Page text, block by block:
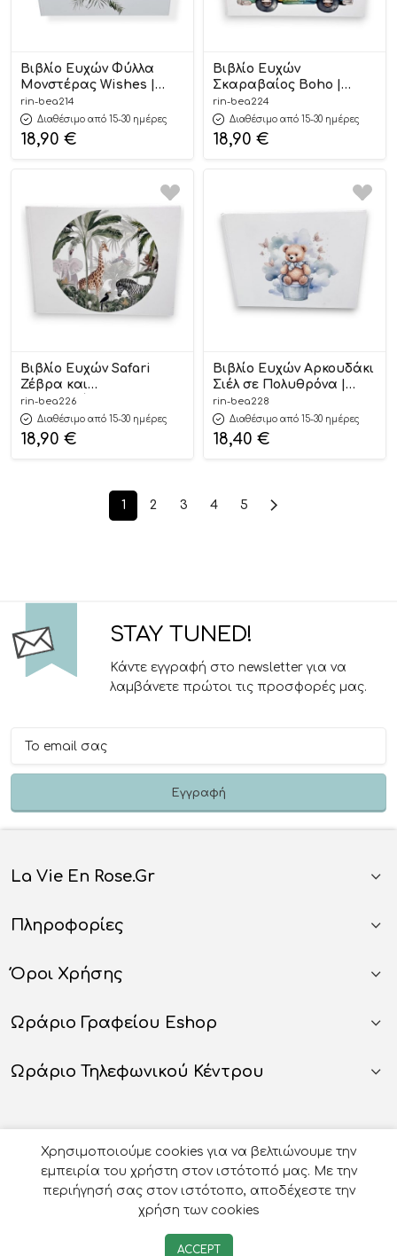
Βιβλίο Ευχών Φύλλα
Μονστέρας Wishes |
ΒΕΑ214
rin-bea214
Διαθέσιμο από 15-30 ημέρες
18,90 €
Βιβλίο Ευχών
Σκαραβαίος Boho |
ΒΕΑ224
rin-bea224
Διαθέσιμο από 15-30 ημέρες
18,90 €
Βιβλίο Ευχών Safari
Ζέβρα και
Καμηλοπάρδαλη |
ΒΕΑ226
rin-bea226
Διαθέσιμο από 15-30 ημέρες
18,90 €
Βιβλίο Ευχών Αρκουδάκι
Σιέλ σε Πολυθρόνα |
ΒΕΑ228
rin-bea228
Διαθέσιμο από 15-30 ημέρες
18,40 €
1 2 3 4 5
STAY TUNED!
Κάντε εγγραφή στο newsletter για να
λαμβάνετε πρώτοι τις προσφορές μας.
La Vie En Rose.gr
Πληροφορίες
Όροι Χρήσης
Ωράριο Γραφείου Eshop
Ωράριο Τηλεφωνικού Κέντρου
Οργάνωση Γάμου Βάπτισης - La Vie en Rose
Χρησιμοποιούμε cookies για να βελτιώνουμε την
εμπειρία του χρήστη στον ιστότοπό μας. Με την
περιήγησή σας στον ιστότοπο, αποδέχεστε την
χρήση των cookies
ACCEPT